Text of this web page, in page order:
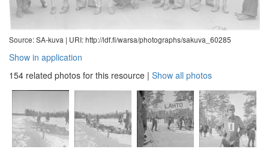
Source: SA-kuva | URI: http://ldf.fi/warsa/photographs/sakuva_60285
Show in application
154 related photos for this resource | Show all photos